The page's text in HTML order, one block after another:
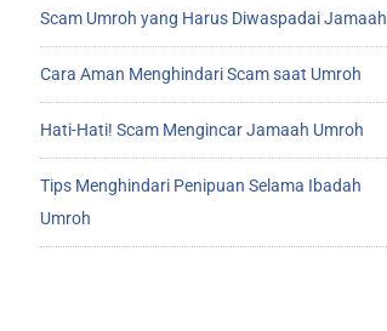
Scam Umroh yang Harus Diwaspadai Jamaah
Cara Aman Menghindari Scam saat Umroh
Hati-Hati! Scam Mengincar Jamaah Umroh
Tips Menghindari Penipuan Selama Ibadah
Umroh